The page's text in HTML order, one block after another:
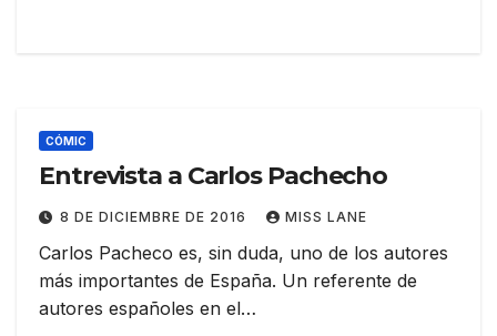
CÓMIC
Entrevista a Carlos Pachecho
8 DE DICIEMBRE DE 2016 MISS LANE
Carlos Pacheco es, sin duda, uno de los autores
más importantes de España. Un referente de
autores españoles en el…